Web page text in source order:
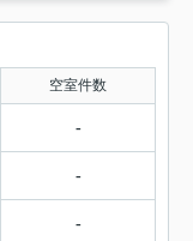
空室件数
-
-
-